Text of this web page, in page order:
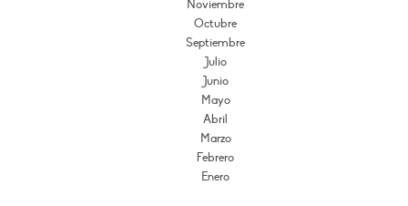
Noviembre
Octubre
Septiembre
Julio
Junio
Mayo
Abril
Marzo
Febrero
Enero